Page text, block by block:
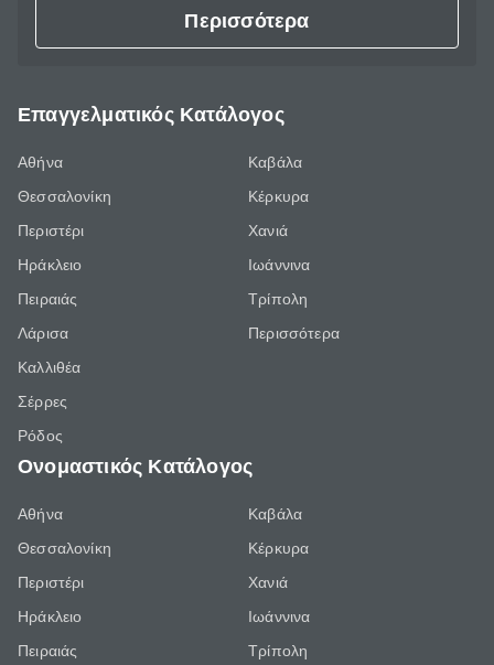
Περισσότερα
Επαγγελματικός Κατάλογος
Αθήνα
Θεσσαλονίκη
Περιστέρι
Ηράκλειο
Πειραιάς
Λάρισα
Καλλιθέα
Σέρρες
Ρόδος
Καβάλα
Κέρκυρα
Χανιά
Ιωάννινα
Τρίπολη
Περισσότερα
Ονομαστικός Κατάλογος
Αθήνα
Θεσσαλονίκη
Περιστέρι
Ηράκλειο
Πειραιάς
Καβάλα
Κέρκυρα
Χανιά
Ιωάννινα
Τρίπολη